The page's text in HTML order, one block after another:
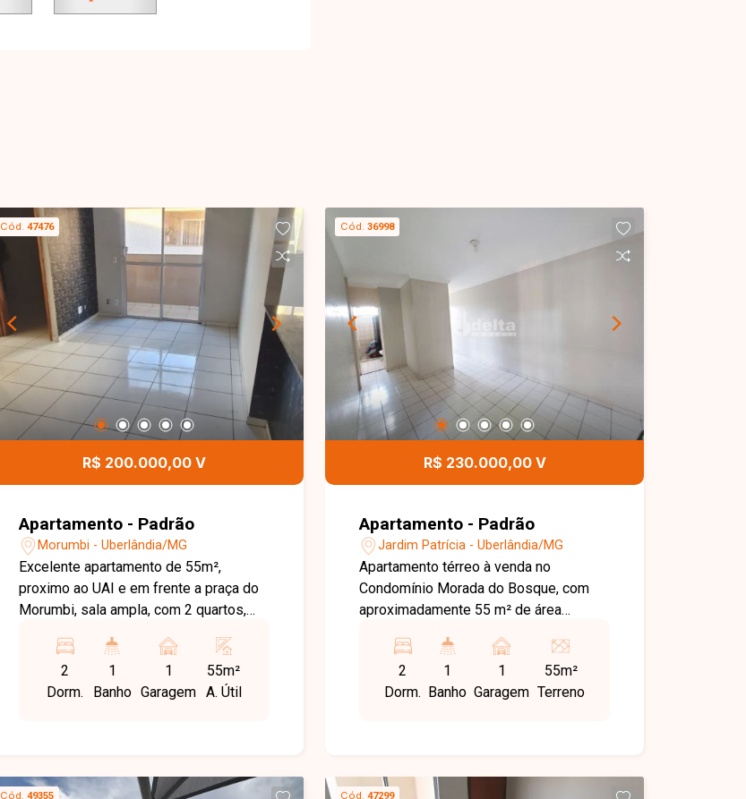
Cód. 47476
R$ 200.000,00 V
Apartamento - Padrão
Morumbi - Uberlândia/MG
Excelente apartamento de 55m²,
proximo ao UAI e em frente a praça do
Morumbi, sala ampla, com 2 quartos,
planejados, área de serviço, sacada. 01
vaga de garagem. Conta com espaço de
convivência e parque infantil.
2
Dorm.
1
Banho
1
Garagem
55m²
A. Útil
Cód. 36998
R$ 230.000,00 V
Apartamento - Padrão
Jardim Patrícia - Uberlândia/MG
Apartamento térreo à venda no
Condomínio Morada do Bosque, com
aproximadamente 55 m² de área
01com armário, banheiro social com
armário e box, cozinha com armários,
sacada e 01 vaga de garagem coberta.
os detalhes deste incrível imóvel.
2
Dorm.
1
Banho
1
Garagem
55m²
Terreno
Cód. 49355 Cód. 47299